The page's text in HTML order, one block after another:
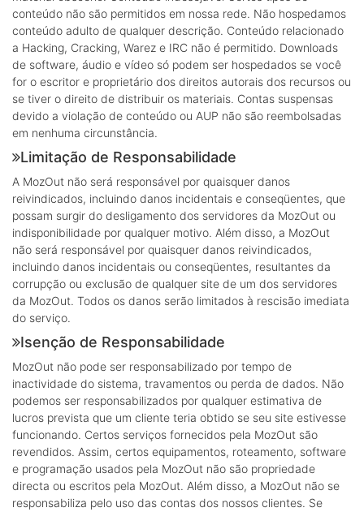
conteúdo não são permitidos em nossa rede. Não hospedamos
conteúdo adulto de qualquer descrição. Conteúdo relacionado
a Hacking, Cracking, Warez e IRC não é permitido. Downloads
de software, áudio e vídeo só podem ser hospedados se você
for o escritor e proprietário dos direitos autorais dos recursos ou
se tiver o direito de distribuir os materiais. Contas suspensas
devido a violação de conteúdo ou AUP não são reembolsadas
em nenhuma circunstância.
Limitação de Responsabilidade
A MozOut não será responsável por quaisquer danos
reivindicados, incluindo danos incidentais e conseqüentes, que
possam surgir do desligamento dos servidores da MozOut ou
indisponibilidade por qualquer motivo. Além disso, a MozOut
não será responsável por quaisquer danos reivindicados,
incluindo danos incidentais ou conseqüentes, resultantes da
corrupção ou exclusão de qualquer site de um dos servidores
da MozOut. Todos os danos serão limitados à rescisão imediata
do serviço.
Isenção de Responsabilidade
MozOut não pode ser responsabilizado por tempo de
inactividade do sistema, travamentos ou perda de dados. Não
podemos ser responsabilizados por qualquer estimativa de
lucros prevista que um cliente teria obtido se seu site estivesse
funcionando. Certos serviços fornecidos pela MozOut são
revendidos. Assim, certos equipamentos, roteamento, software
e programação usados pela MozOut não são propriedade
directa ou escritos pela MozOut. Além disso, a MozOut não se
responsabiliza pelo uso das contas dos nossos clientes. Se